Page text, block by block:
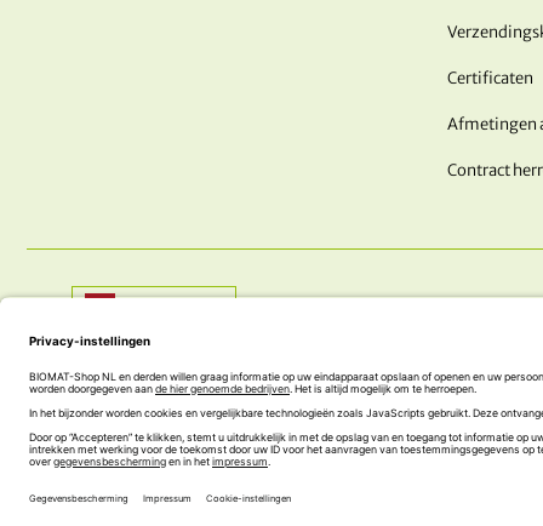
Certificaten
Afmetingen
Contract
HEEFT U NOG VRAGEN? WE ZIJN HIER VOOR JOU!
+43 (0) 5242 74 100 office@biomat-shop.com